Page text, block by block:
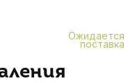
Ожидается
поставка